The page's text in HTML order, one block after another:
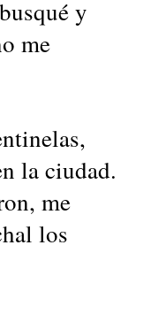
y
me
la ciudad.
me
los